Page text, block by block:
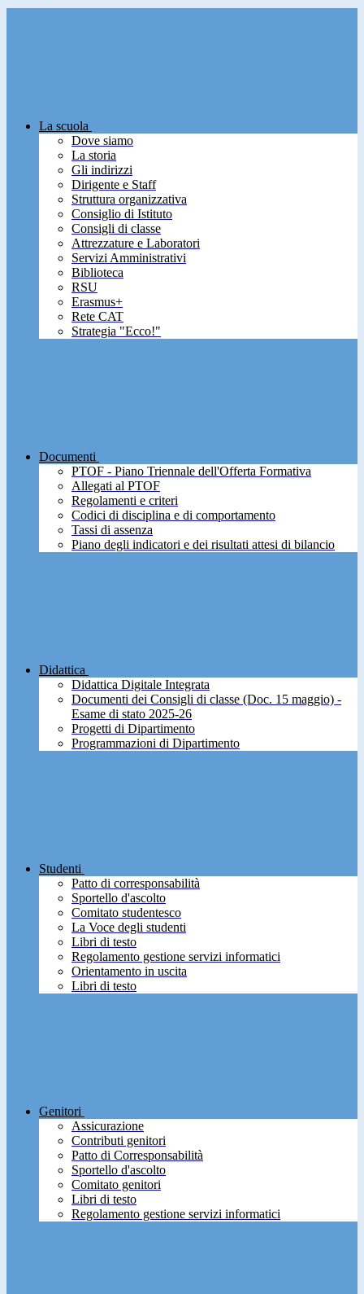
La scuola
Dove siamo
La storia
Gli indirizzi
Dirigente e Staff
Struttura organizzativa
Consiglio di Istituto
Consigli di classe
Attrezzature e Laboratori
Servizi Amministrativi
Biblioteca
RSU
Erasmus+
Rete CAT
Strategia "Ecco!"
Documenti
PTOF - Piano Triennale dell'Offerta Formativa
Allegati al PTOF
Regolamenti e criteri
Codici di disciplina e di comportamento
Tassi di assenza
Piano degli indicatori e dei risultati attesi di bilancio
Didattica
Didattica Digitale Integrata
Documenti dei Consigli di classe (Doc. 15 maggio) -
Esame di stato 2025-26
Progetti di Dipartimento
Programmazioni di Dipartimento
Studenti
Patto di corresponsabilità
Sportello d'ascolto
Comitato studentesco
La Voce degli studenti
Libri di testo
Regolamento gestione servizi informatici
Orientamento in uscita
Libri di testo
Genitori
Assicurazione
Contributi genitori
Patto di Corresponsabilità
Sportello d'ascolto
Comitato genitori
Libri di testo
Regolamento gestione servizi informatici